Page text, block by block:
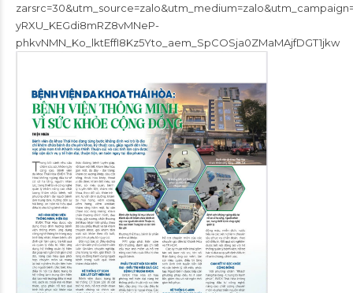
yRXU_KEGdi8mRZ8vMNeP-
phkvNMN_Ko_lktEffI8Kz5Yto_aem_SpCOSja0ZMaMAjfDGT1jkw